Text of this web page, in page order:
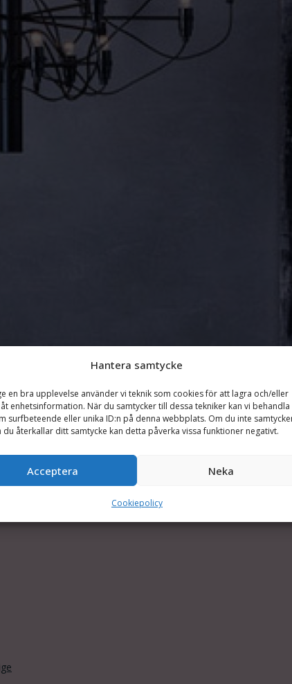
Hantera samtycke
en bra upplevelse använder vi teknik som cookies för att lagra och/eller
enhetsinformation. När du samtycker till dessa tekniker kan vi behandla
surfbeteende eller unika ID:n på denna webbplats. Om du inte
du återkallar ditt samtycke kan detta påverka vissa funktioner negativt.
Acceptera Neka
Cookiepolicy